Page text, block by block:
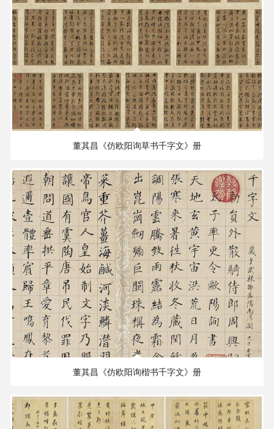
董其昌《仿欧阳询草书千字文》册
董其昌《仿欧阳询楷书千字文》册
72.09 MB 2608×2520 PX
178.88 MB 2941×2166 PX